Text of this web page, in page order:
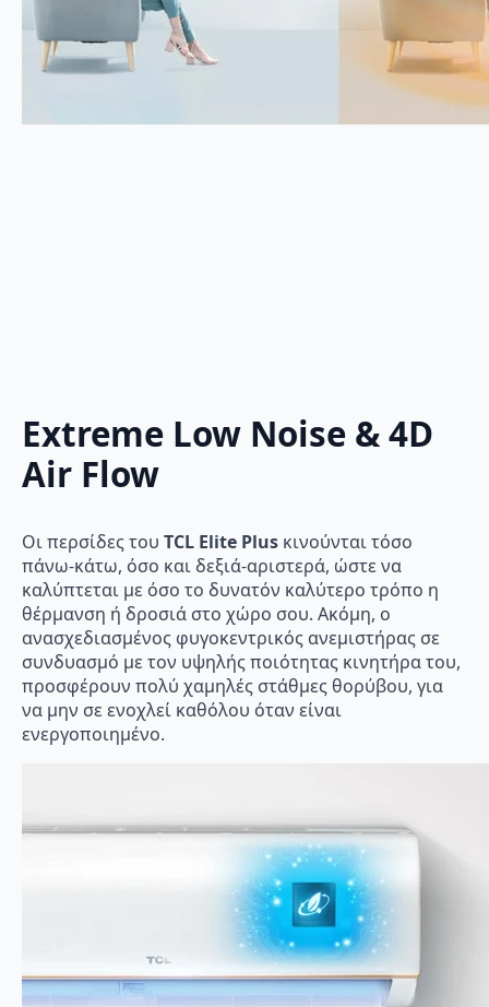
Extreme Low Noise & 4D
Air Flow
Οι περσίδες του TCL Elite Plus κινούνται τόσο
πάνω-κάτω, όσο και δεξιά-αριστερά, ώστε να
καλύπτεται με όσο το δυνατόν καλύτερο τρόπο η
θέρμανση ή δροσιά στο χώρο σου. Ακόμη, ο
ανασχεδιασμένος φυγοκεντρικός ανεμιστήρας σε
συνδυασμό με τον υψηλής ποιότητας κινητήρα του,
προσφέρουν πολύ χαμηλές στάθμες θορύβου, για
να μην σε ενοχλεί καθόλου όταν είναι
ενεργοποιημένο.